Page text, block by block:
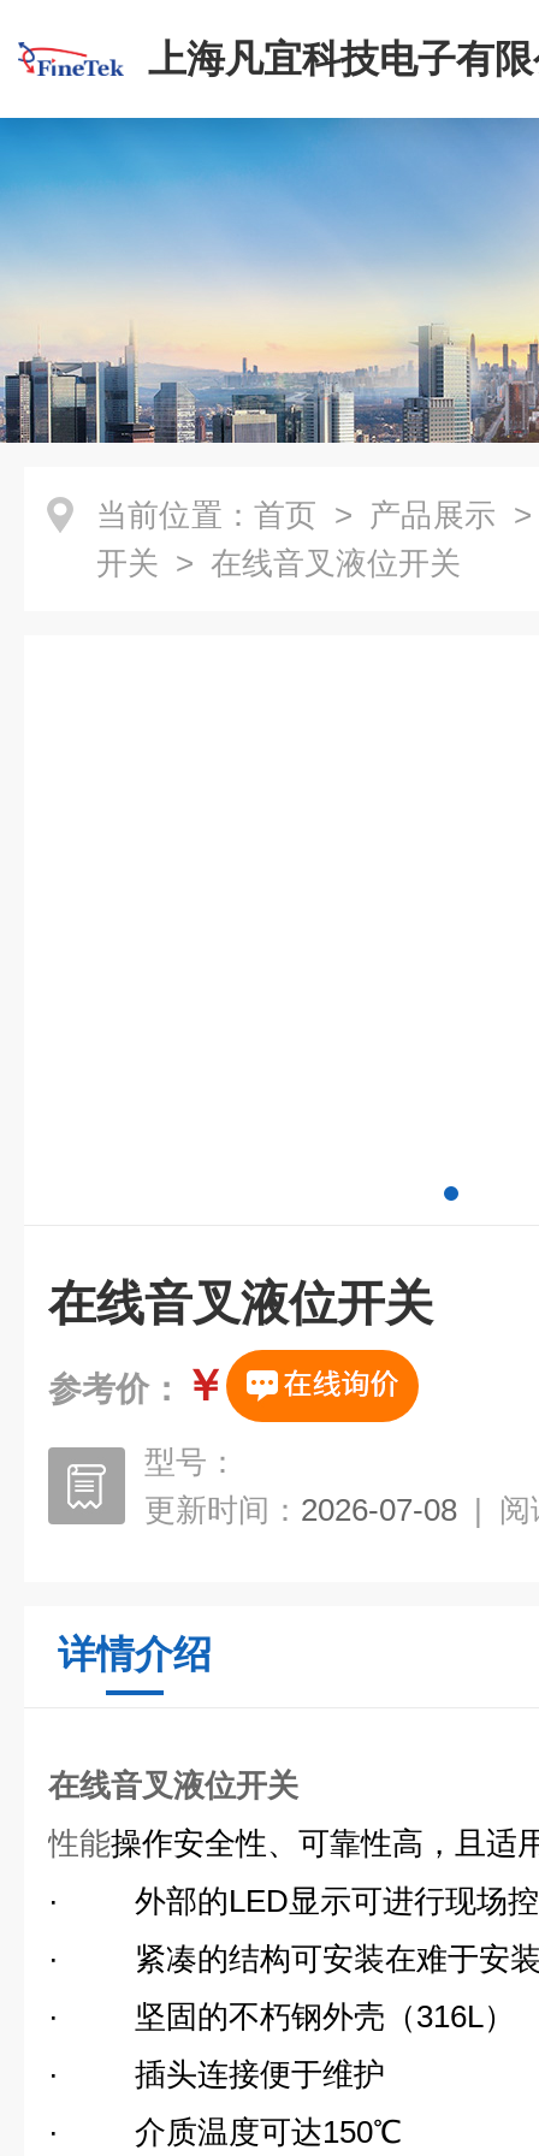
上海凡宜科技电子有
当前位置： 首页 > 产品展示
开关 > 在线音叉液位开关
在线音叉液位开关
参考价： ￥
型号：
更新时间： 2026-07-08 | 阅
详情介绍
在线音叉液位开关
性能操作安全性、可靠性高，且适
·
外部的LED显示可进行现场
·
紧凑的结构可安装在难于安
·
坚固的不朽钢外壳（316L）
·
插头连接便于维护
·
介质温度可达150℃